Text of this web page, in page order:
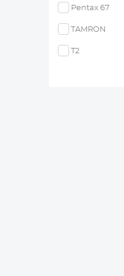
Pentax 67
TAMRON
T2